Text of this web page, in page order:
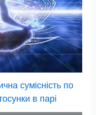
сумісність по
в парі